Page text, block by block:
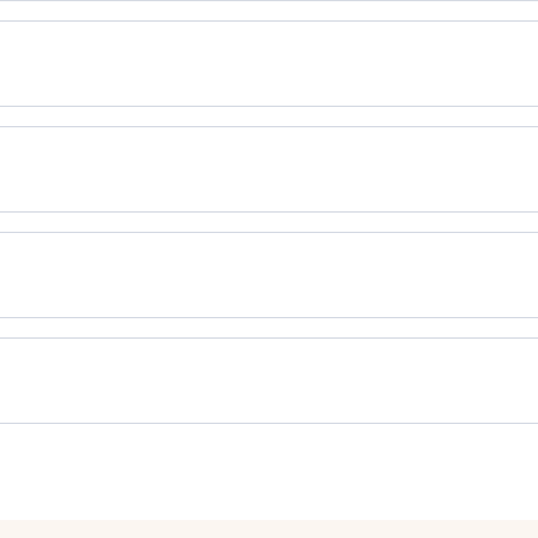
łamaniem i rozdwajaniem. Maksymalnie wzmacniająca
Unikalna formuła wzbogacona o tytan i diamenty tworzy
stosowania. Hard 4 Nail Technology to formuła
do radykalnej poprawy kondycji paznokci. Olej z drzewa
stymulując produkcję jej istotnych składników
je przed uszkodzeniem.
Neopentyl Glycol/Trimellitic Anhydride Copolymer, Acetyl
Acid/Tricylodecane Dimenthanol Copolymer, Benzotriazolyl
Acid, Alcohol, Pistacia Lentiscus Gum, MEK,
Diamond Powder. May contain (+/-): CI 77891, CI 60725.